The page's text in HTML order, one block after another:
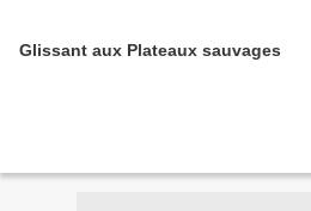
Glissant aux Plateaux sauvages